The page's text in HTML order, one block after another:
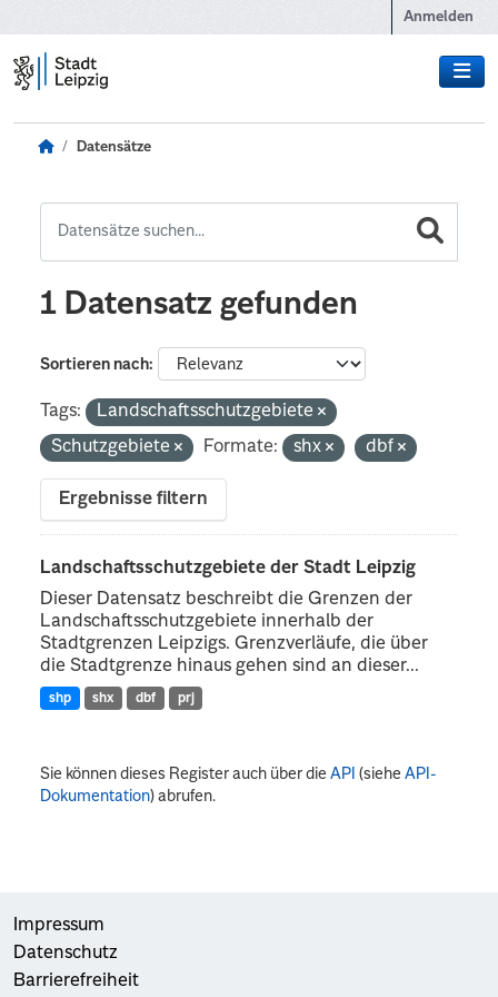
Anmelden
Datensätze
1 Datensatz gefunden
Sortieren nach
Tags:
Landschaftsschutzgebiete
Schutzgebiete
Formate: shx dbf
Ergebnisse filtern
Landschaftsschutzgebiete der Stadt Leipzig
Dieser Datensatz beschreibt die Grenzen der
Landschaftsschutzgebiete innerhalb der
Stadtgrenzen Leipzigs. Grenzverläufe, die über
die Stadtgrenze hinaus gehen sind an dieser...
shp shx dbf prj
Sie können dieses Register auch über dieAPI (sieheAPI-
Dokumentation) abrufen.
Impressum
Datenschutz
Barrierefreiheit